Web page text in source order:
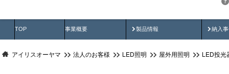
TOP 事業概要 製品情報
製品動画 納入
納
アイリスオーヤマ 法人のお客様 LED照明 屋外用照明 LED投光